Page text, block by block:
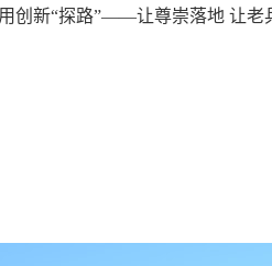
创新“探路”——让尊崇落地 让老